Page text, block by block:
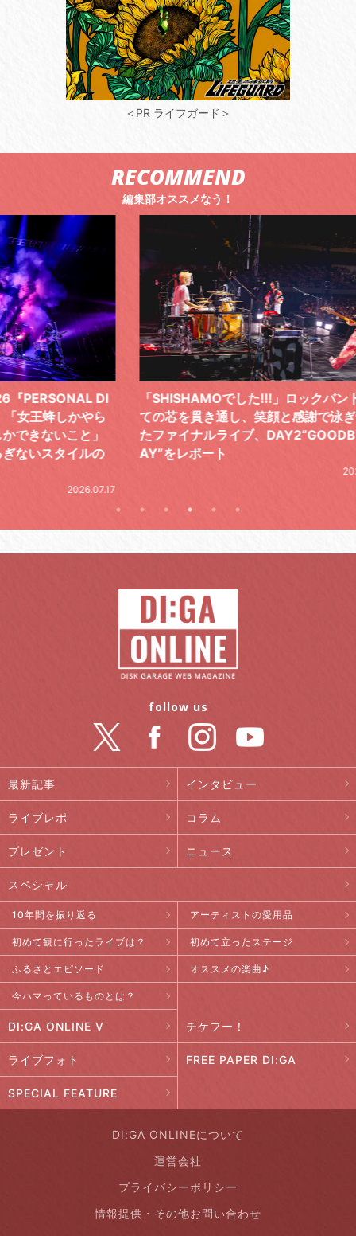
＜PR ライフガード＞
RECOMMEND
編集部オススメなう！
DI
ら
」
の
「SHISHAMOでした!!!」ロックバンドとし
ての芯を貫き通し、笑顔と感謝で泳ぎ切っ
たファイナルライブ、DAY2“GOODBYE D
AY”をレポート
気
レ
最新記事 インタビュー
ライブレポ コラム
プレゼント ニュース
スペシャル
10年間を振り返る アーティストの愛用品
初めて観に行ったライブは？ 初めて立ったステージ
ふるさとエピソード オススメの楽曲♪
今ハマっているものとは？
DI:GA ONLINE V チケフー！
ライブフォト FREE PAPER DI:GA
SPECIAL FEATURE
follow us
DI:GA ONLINEについて
運営会社
プライバシーポリシー
情報提供・その他お問い合わせ